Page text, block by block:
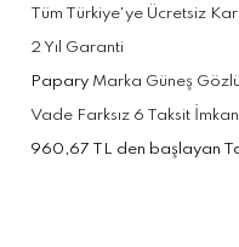
Tüm Türkiye'ye Ücretsiz
2 Yıl Garanti
Papary Marka Güneş
Vade Farksız 6 Taksit
960,67 TL den başlayan